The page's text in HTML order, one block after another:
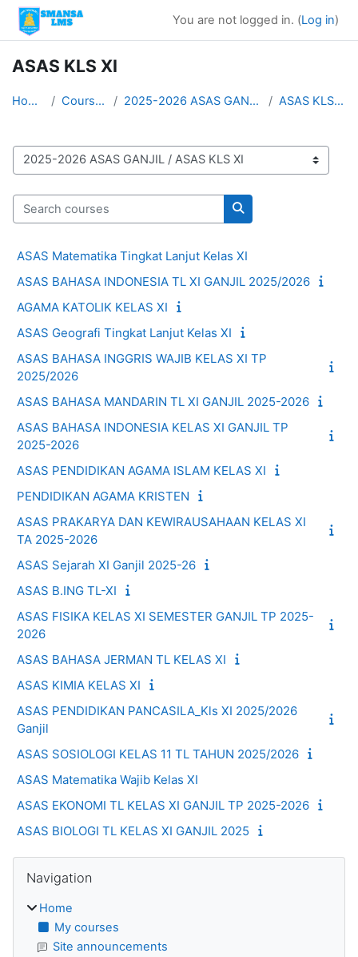
Skip to main content
You are not logged in. (Log in)
ASAS KLS XI
Home Courses 2025-2026 ASAS GANJIL ASAS KLS XI
Course categories
Search courses
Search courses
ASAS Matematika Tingkat Lanjut Kelas XI
ASAS BAHASA INDONESIA TL XI GANJIL 2025/2026
AGAMA KATOLIK KELAS XI
ASAS Geografi Tingkat Lanjut Kelas XI
ASAS BAHASA INGGRIS WAJIB KELAS XI TP
2025/2026
ASAS BAHASA MANDARIN TL XI GANJIL 2025-2026
ASAS BAHASA INDONESIA KELAS XI GANJIL TP
2025-2026
ASAS PENDIDIKAN AGAMA ISLAM KELAS XI
PENDIDIKAN AGAMA KRISTEN
ASAS PRAKARYA DAN KEWIRAUSAHAAN KELAS XI
TA 2025-2026
ASAS Sejarah XI Ganjil 2025-26
ASAS B.ING TL-XI
ASAS FISIKA KELAS XI SEMESTER GANJIL TP 2025-
2026
ASAS BAHASA JERMAN TL KELAS XI
ASAS KIMIA KELAS XI
ASAS PENDIDIKAN PANCASILA_Kls XI 2025/2026
Ganjil
ASAS SOSIOLOGI KELAS 11 TL TAHUN 2025/2026
ASAS Matematika Wajib Kelas XI
ASAS EKONOMI TL KELAS XI GANJIL TP 2025-2026
ASAS BIOLOGI TL KELAS XI GANJIL 2025
Blocks
Navigation
Home
My courses
Site announcements